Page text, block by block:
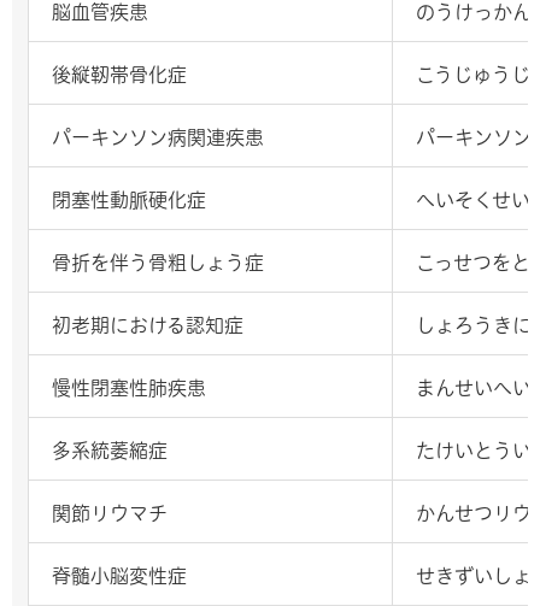
脳血管疾患 のうけっかん
後縦靭帯骨化症 こうじゅうじ
パーキンソン病関連疾患 パーキンソン
閉塞性動脈硬化症 へいそくせい
骨折を伴う骨粗しょう症 こっせつをと
初老期における認知症 しょろうきに
慢性閉塞性肺疾患 まんせいへい
多系統萎縮症 たけいとうい
関節リウマチ かんせつリウ
脊髄小脳変性症 せきずいしょ